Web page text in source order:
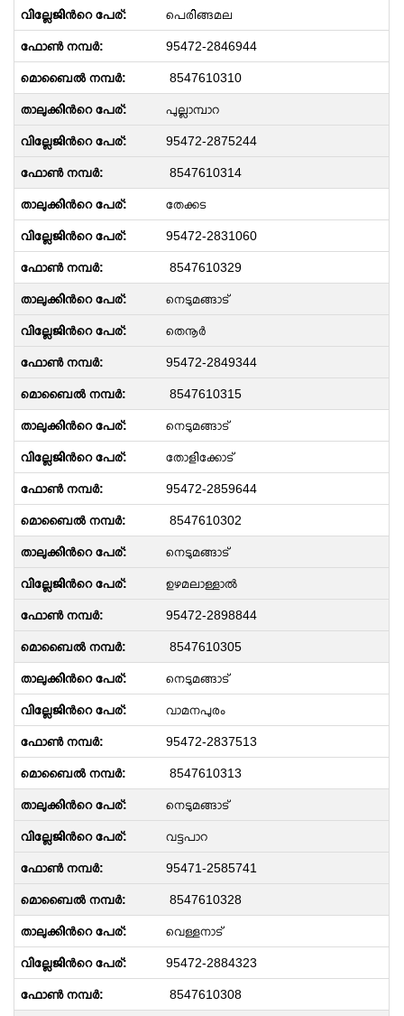
പെരിങ്ങമല
95472-2846944
8547610310
പുല്ലാമ്പാറ
95472-2875244
8547610314
തേക്കട
95472-2831060
8547610329
നെടുമങ്ങാട്
തെനൂര്‍
95472-2849344
8547610315
നെടുമങ്ങാട്
തോളിക്കോട്
95472-2859644
8547610302
നെടുമങ്ങാട്
ഉഴമലാള്ളാൽ
95472-2898844
8547610305
നെടുമങ്ങാട്
വാമനപുരം
95472-2837513
8547610313
നെടുമങ്ങാട്
വട്ടപാറ
95471-2585741
8547610328
വെള്ളനാട്
95472-2884323
8547610308